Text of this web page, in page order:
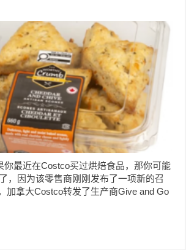
你最近在Costco买过烘焙食品，那你可能
，因为该零售商刚刚发布了一项新的召
加拿大Costco转发了生产商Give and Go